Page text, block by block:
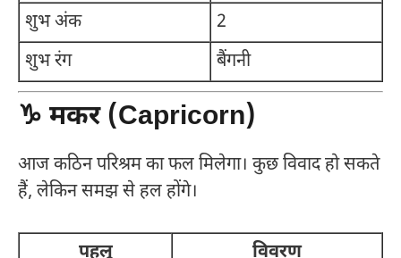
शुभ अंक
2
शुभ रंग
बैंगनी
♑ मकर (Capricorn)
आज कठिन परिश्रम का फल मिलेगा। कुछ विवाद हो सकते
हैं, लेकिन समझ से हल होंगे।
पहलू विवरण